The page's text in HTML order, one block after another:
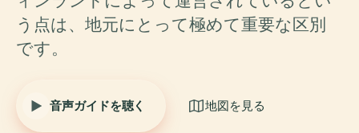
う点は、地元にとって極めて重要な区別
です。
音声ガイドを聴く 地図を見る